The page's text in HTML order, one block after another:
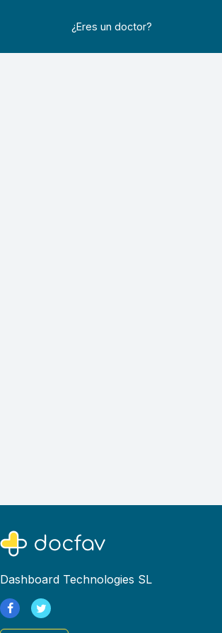
¿Eres un doctor?
Dashboard Technologies SL